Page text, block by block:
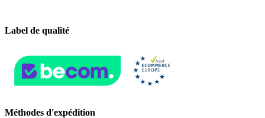
Label de qualité
Méthodes d'expédition